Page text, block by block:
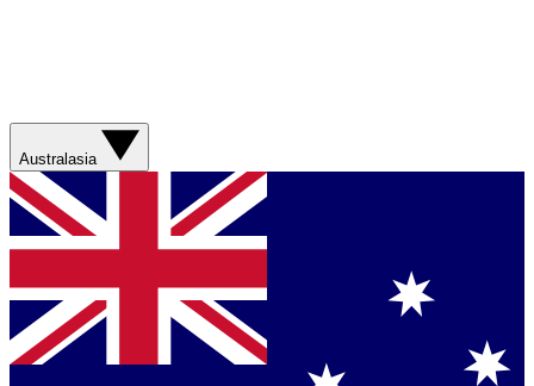
Australasia